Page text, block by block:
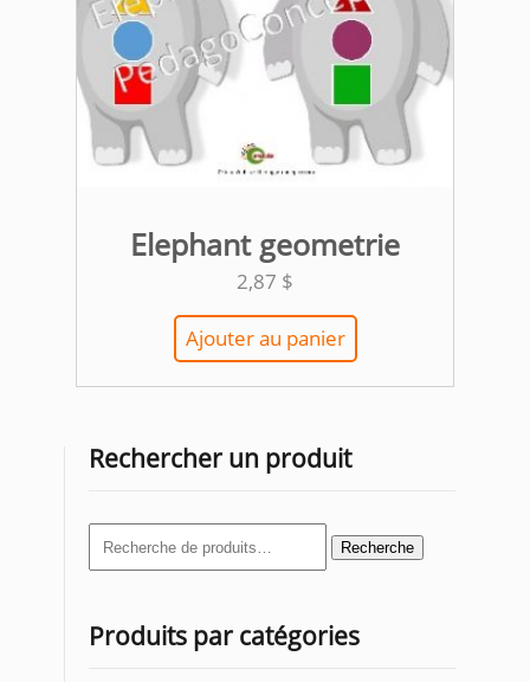
Elephant geometrie
2,87 $
Ajouter au panier
Rechercher un produit
Recherche
pour :
Recherche
Produits par catégories